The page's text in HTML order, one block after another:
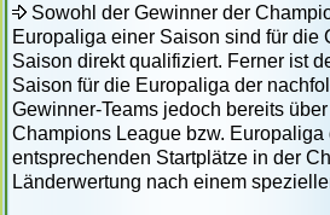
Sowohl der Gewinner der
Europaliga einer Saison sind für
Saison direkt qualifiziert. Ferner ist
Saison für die Europaliga der
Gewinner-Teams jedoch bereits
Champions League bzw.
entsprechenden Startplätze in der
Länderwertung nach einem